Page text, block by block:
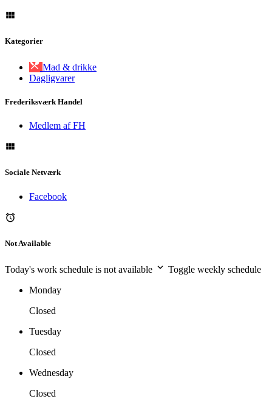
Kategorier
Mad & drikke
Dagligvarer
Frederiksværk Handel
Medlem af FH
Sociale Netværk
Facebook
Not Available
Today's work schedule is not available
Toggle weekly schedule
Monday
Closed
Tuesday
Closed
Wednesday
Closed